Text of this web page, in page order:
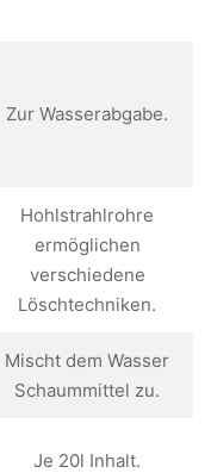
Zur Wasserabgabe.
Hohlstrahlrohre
ermöglichen
verschiedene
Löschtechniken.
Mischt dem Wasser
Schaummittel zu.
Je 20l Inhalt.